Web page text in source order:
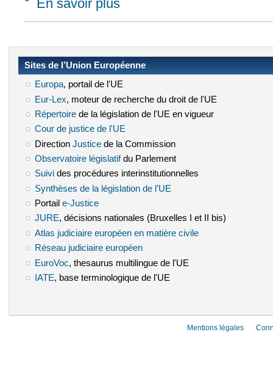
En savoir plus
Sites de l’Union Européenne
Europa(le lien est externe)
, portail de l'UE
Eur-Lex (le lien est externe)
, moteur de recherche du droit de l'UE
Répertoire(le lien est externe)
de la législation de l'UE en vigueur
Cour de justice de l'UE
Direction Justice(le lien est externe)
de la Commission
Observatoire législatif(le lien est externe)
du Parlement
Suivi(le lien est externe)
des procédures interinstitutionnelles
Synthèses de la législation de l’UE
Portail e-Justice(le lien est externe)
JURE(le lien est externe)
, décisions nationales (Bruxelles I et II bis)
Atlas judiciaire européen en matière civile(le lien est externe)
Réseau judiciaire européen(le lien est externe)
EuroVoc (le lien est externe)
, thesaurus multilingue de l'UE
IATE (le lien est externe)
, base terminologique de l'UE
Mentions légales